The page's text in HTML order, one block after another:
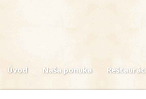
Úvod Naša ponuka